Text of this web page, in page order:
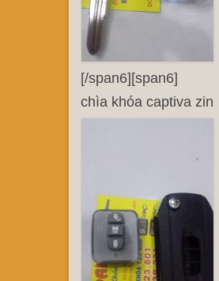
[/span6][span6]
chìa khóa captiva zin